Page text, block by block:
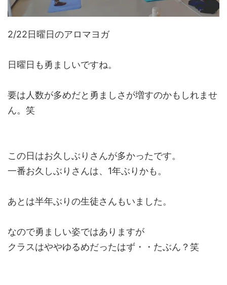
2/22日曜日のアロマヨガ
日曜日も勇ましいですね。
要は人数が多めだと勇ましさが増すのかもしれませ
ん。笑
この日はお久しぶりさんが多かったです。
一番お久しぶりさんは、1年ぶりかも。
あとは半年ぶりの生徒さんもいました。
なので勇ましい姿ではありますが
クラスはややゆるめだったはず・・たぶん？笑